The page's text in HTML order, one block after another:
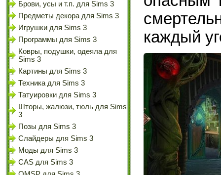
Брови, усы и т.п. для Sims 3
Предметы декора для Sims 3
Игрушки для Sims 3
Программы для Sims 3
Ковры, подушки, одеяла для
Sims 3
Картины для Sims 3
Техника для Sims 3
Татуировки для Sims 3
Шторы, жалюзи, тюль для Sims
3
Позы для Sims 3
Слайдеры для Sims 3
Моды для Sims 3
CAS для Sims 3
каждый